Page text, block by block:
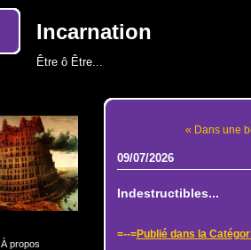
Incarnation
Être ô Être...
À propos
« Dans une
09/07/2026
Indestructibles...
=--=Publié dans la